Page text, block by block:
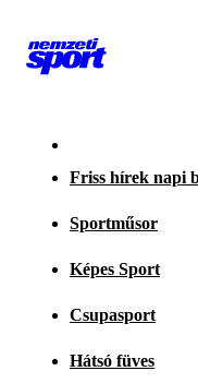
Friss hírek napi
Sportműsor
Képes Sport
Csupasport
Hátsó füves